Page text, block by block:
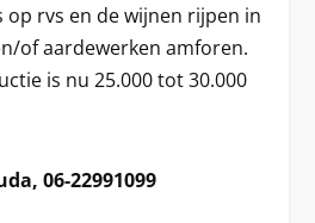
op rvs en de wijnen rijpen in
of aardewerken amforen.
is nu 25.000 tot 30.000
06-22991099